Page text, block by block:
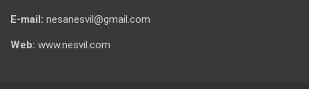
E-mail: nesanesvil@gmail.com
Web: www.nesvil.com